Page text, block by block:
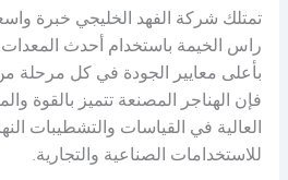
تمتلك شركة الفهد الخليجي خبرة
راس الخيمة باستخدام أحدث المعدات
بأعلى معايير الجودة في كل مرحلة
فإن الهناجر المصنعة تتميز بالقوة
العالية في القياسات والتشطيبات
للاستخدامات الصناعية والتجارية.